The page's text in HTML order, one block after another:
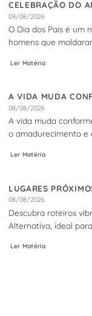
CELEBRAÇÃO DO
09/08/2026
O Dia dos Pais é um
homens que
Ler Matéria
A VIDA MUDA
08/08/2026
A vida muda
o amadurecimento e
Ler Matéria
LUGARES
08/08/2026
Descubra roteiros
Alternativa, ideal
Ler Matéria